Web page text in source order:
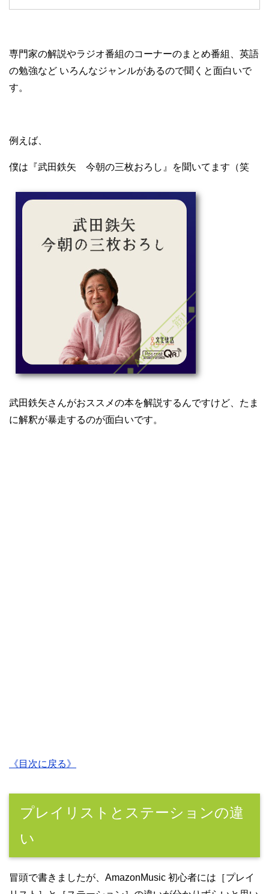
専門家の解説やラジオ番組のコーナーのまとめ番組、英語
の勉強など いろんなジャンルがあるので聞くと面白いで
す。
例えば、
僕は『武田鉄矢 今朝の三枚おろし』を聞いてます（笑
武田鉄矢さんがおススメの本を解説するんですけど、たま
に解釈が暴走するのが面白いです。
《目次に戻る》
プレイリストとステーションの違
い
冒頭で書きましたが、AmazonMusic 初心者には［プレイ